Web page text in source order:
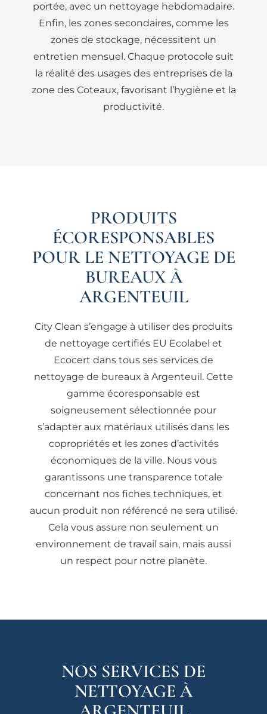
portée, avec un nettoyage hebdomadaire.
Enfin, les zones secondaires, comme les
zones de stockage, nécessitent un
entretien mensuel. Chaque protocole suit
la réalité des usages des entreprises de la
zone des Coteaux, favorisant l’hygiène et la
productivité.
PRODUITS
ÉCORESPONSABLES
POUR LE NETTOYAGE DE
BUREAUX À
ARGENTEUIL
City Clean s’engage à utiliser des produits
de nettoyage certifiés EU Ecolabel et
Ecocert dans tous ses services de
nettoyage de bureaux à Argenteuil. Cette
gamme écoresponsable est
soigneusement sélectionnée pour
s’adapter aux matériaux utilisés dans les
copropriétés et les zones d’activités
économiques de la ville. Nous vous
garantissons une transparence totale
concernant nos fiches techniques, et
aucun produit non référencé ne sera utilisé.
Cela vous assure non seulement un
environnement de travail sain, mais aussi
un respect pour notre planète.
NOS SERVICES DE
NETTOYAGE À